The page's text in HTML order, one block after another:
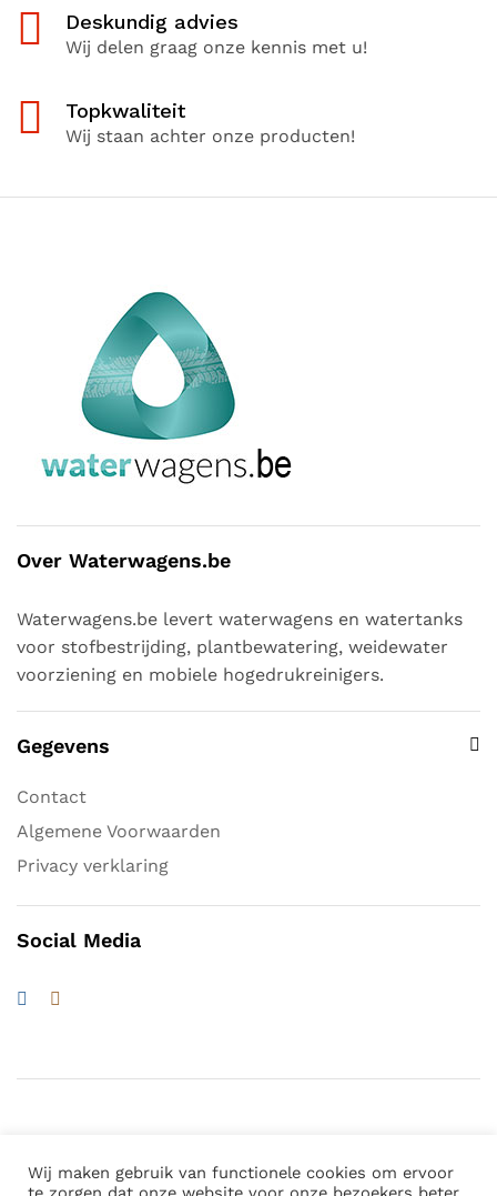
Deskundig advies
Wij delen graag onze kennis met u!
Topkwaliteit
Wij staan achter onze producten!
Over Waterwagens.be
Waterwagens.be levert waterwagens en watertanks
voor stofbestrijding, plantbewatering, weidewater
voorziening en mobiele hogedrukreinigers.
Gegevens
Contact
Algemene Voorwaarden
Privacy verklaring
Social Media
© 2026 Waterwagens.be. All Rights Reserved
Wij maken gebruik van functionele cookies om ervoor